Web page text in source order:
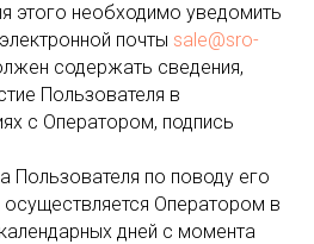
этого необходимо уведомить
почты sale@sro-
содержать сведения,
Пользователя в
с Оператором, подпись
Пользователя по поводу его
Оператором в
дней с момента